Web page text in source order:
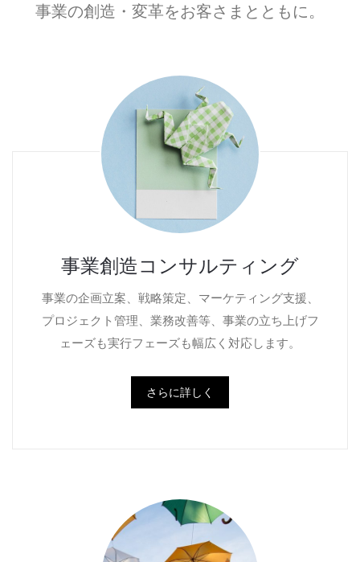
事業の創造・変革をお客さまとともに。
事業創造コンサルティング
事業の企画立案、戦略策定、マーケティング支援、
プロジェクト管理、業務改善等、事業の立ち上げフ
ェーズも実行フェーズも幅広く対応します。
さらに詳しく